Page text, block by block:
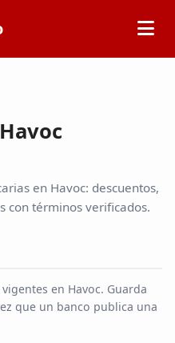
en Havoc: descuentos,
con términos verificados.
en Havoc. Guarda
que un banco publica una